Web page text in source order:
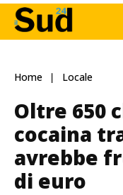
Home Locale
Oltre 650
cocaina
avrebbe
di euro